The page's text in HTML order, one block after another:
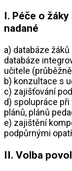
I. Péče o
nadané
a) databáze
databáze
učitele
b) konzultace s
c) zajišťování
d) spolupráce
plánů, plánů
e) zajištění
podpůrnými
II. Volba